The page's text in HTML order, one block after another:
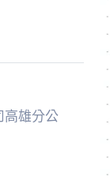
高雄分公